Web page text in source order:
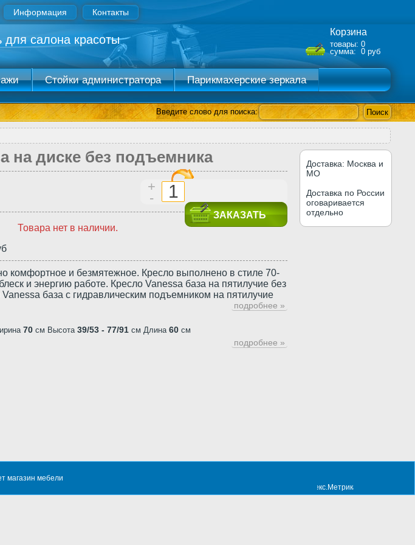
салона красоты
Корзина
товары: 0
сумма: 0 руб
Информация Контакты
Введите слово для поиска:
Стойки администратора
- ресепшн
Парикмахерские зеркала
на диске без подъемника
+
-
Товара нет в наличии.
комфортное и безмятежное. Кресло выполнено в стиле 70-
и энергию работе. Кресло Vanessa база на пятилучие без
база с гидравлическим подъемником на пятилучие
подробнее »
70 см Высота 39/53 - 77/91 см Длина 60 см
подробнее »
Доставка: Москва и
МО
Доставка по России
оговаривается
отдельно
магазин мебели